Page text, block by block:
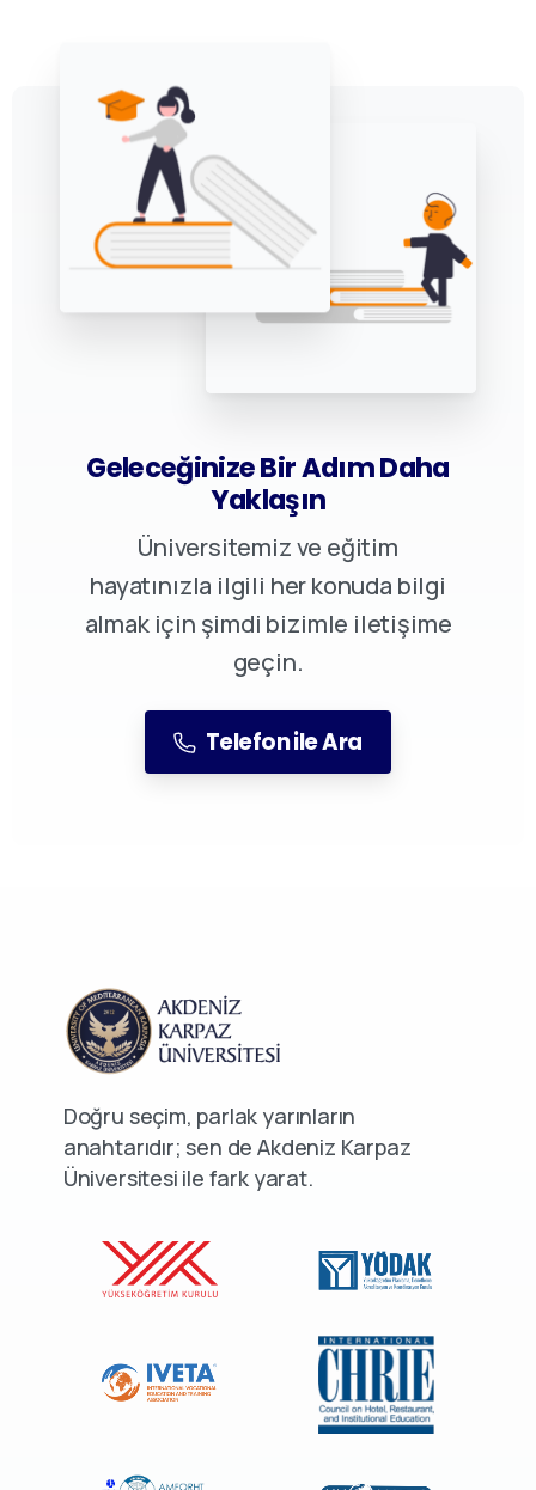
Geleceğinize Bir Adım Daha
Yaklaşın
Üniversitemiz ve eğitim
hayatınızla ilgili her konuda bilgi
almak için şimdi bizimle iletişime
geçin.
Telefon ile Ara
Doğru seçim, parlak yarınların
anahtarıdır; sen de Akdeniz Karpaz
Üniversitesi ile fark yarat.